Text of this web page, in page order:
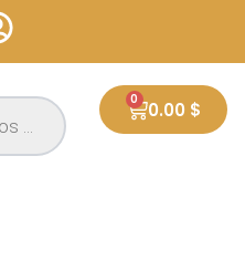
0.00 $
0
Cart